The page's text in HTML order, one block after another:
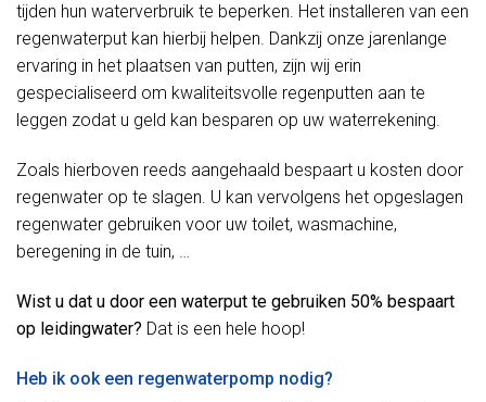
tijden hun waterverbruik te beperken. Het installeren van een
regenwaterput kan hierbij helpen. Dankzij onze jarenlange
ervaring in het plaatsen van putten, zijn wij erin
gespecialiseerd om kwaliteitsvolle regenputten aan te
leggen zodat u geld kan besparen op uw waterrekening.
Zoals hierboven reeds aangehaald bespaart u kosten door
regenwater op te slagen. U kan vervolgens het opgeslagen
regenwater gebruiken voor uw toilet, wasmachine,
beregening in de tuin, …
Wist u dat u door een waterput te gebruiken 50% bespaart
op leidingwater? Dat is een hele hoop!
Heb ik ook een regenwaterpomp nodig?